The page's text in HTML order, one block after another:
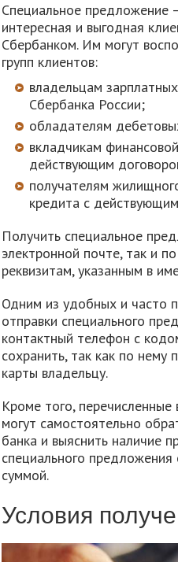
Специальное предложение
интересная и выгодная
Сбербанком. Им могут
групп клиентов:
владельцам
Сбербанка России;
обладателям
вкладчикам
действующим
получателям
кредита с
Получить специальное
электронной почте, так и
реквизитам, указанным в
Одним из удобных и часто
отправки специального
контактный телефон с
сохранить, так как по нему
карты владельцу.
Кроме того,
могут самостоятельно
банка и выяснить наличие
специального
суммой.
Условия